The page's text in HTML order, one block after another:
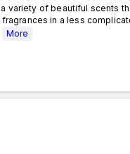
variety of beautiful scents
in a less
More